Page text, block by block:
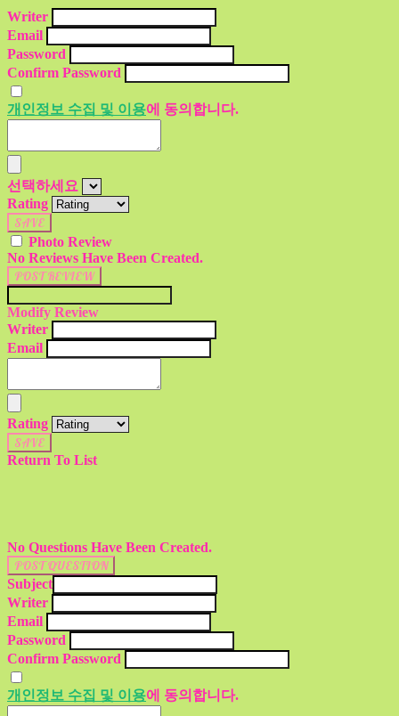
Writer
Email
Password
Confirm Password
개인정보 수집 및 이용에 동의합니다.
선택하세요
Rating
SAVE
Photo Review
No Reviews Have Been Created.
POST REVIEW
Modify Review
Writer
Email
Rating
SAVE
Return To List
No Questions Have Been Created.
POST QUESTION
Subject
Writer
Email
Password
Confirm Password
개인정보 수집 및 이용에 동의합니다.